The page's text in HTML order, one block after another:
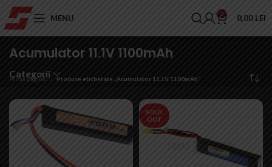
MENU 0 0,00 LEI
Acumulator 11.1V 1100mAh
Categorii
Prima pagină Produse etichetate „Acumulator 11.1V 1100mAh”
SOLD
OUT